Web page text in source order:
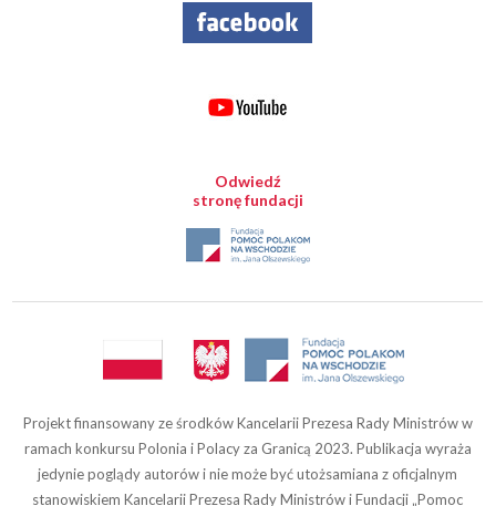
Odwiedź
stronę fundacji
Projekt finansowany ze środków Kancelarii Prezesa Rady Ministrów w
ramach konkursu Polonia i Polacy za Granicą 2023. Publikacja wyraża
jedynie poglądy autorów i nie może być utożsamiana z oficjalnym
stanowiskiem Kancelarii Prezesa Rady Ministrów i Fundacji „Pomoc